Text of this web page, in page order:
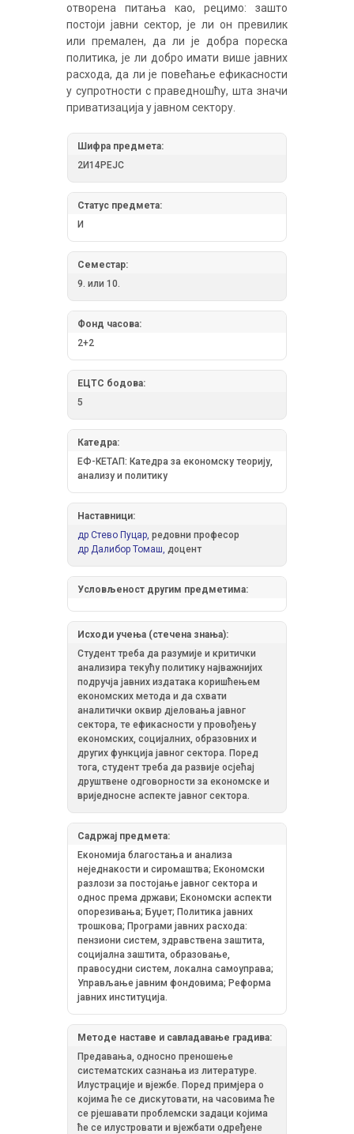
отворена питања као, рецимо: зашто
постоји јавни сектор, је ли он превилик
или премален, да ли је добра пореска
политика, је ли добро имати више јавних
расхода, да ли је повећање ефикасности
у супротности с праведношћу, шта значи
приватизација у јавном сектору.
Шифра предмета:
2И14РЕЈС
Статус предмета:
И
Семестар:
9. или 10.
Фонд часова:
2+2
ЕЦТС бодова:
5
Катедра:
ЕФ-КЕТАП: Катедра за економску теорију,
анализу и политику
Наставници:
др Стево Пуцар, редовни професор
др Далибор Томаш, доцент
Условљеност другим предметима:
Исходи учења (стечена знања):
Студент треба да разумије и критички
анализира текућу политику најважнијих
подручја јавних издатака коришћењем
економских метода и да схвати
аналитички оквир дјеловања јавног
сектора, те ефикасности у провођењу
економских, социјалних, образовних и
других функција јавног сектора. Поред
тога, студент треба да развије осјећај
друштвене одговорности за економске и
вриједносне аспекте јавног сектора.
Садржај предмета:
Економија благостања и анализа
неједнакости и сиромаштва; Економски
разлози за постојање јавног сектора и
однос према држави; Економски аспекти
опорезивања; Буџет; Политика јавних
трошкова; Програми јавних расхода:
пензиони систем, здравствена заштита,
социјална заштита, образовање,
правосудни систем, локална самоуправа;
Управљање јавним фондовима; Реформа
јавних институција.
Методе наставе и савладавање градива:
Предавања, односно преношење
систематских сазнања из литературе.
Илустрације и вјежбе. Поред примјера о
којима ће се дискутовати, на часовима ће
се рјешавати проблемски задаци којима
ће се илустровати и вјежбати одређене